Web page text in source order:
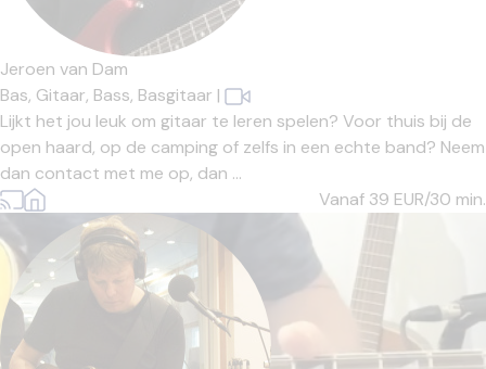
Jeroen van Dam
Bas, Gitaar, Bass, Basgitaar |
Lijkt het jou leuk om gitaar te leren spelen? Voor thuis bij de
open haard, op de camping of zelfs in een echte band? Neem
dan contact met me op, dan ...
Vanaf 39 EUR/30 min.